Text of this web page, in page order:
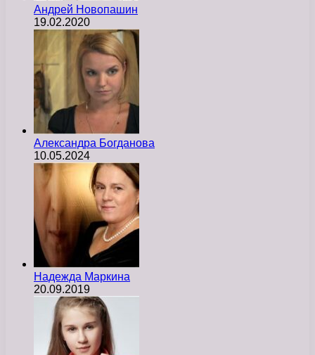
Андрей Новопашин
19.02.2020
Александра Богданова
10.05.2024
Надежда Маркина
20.09.2019